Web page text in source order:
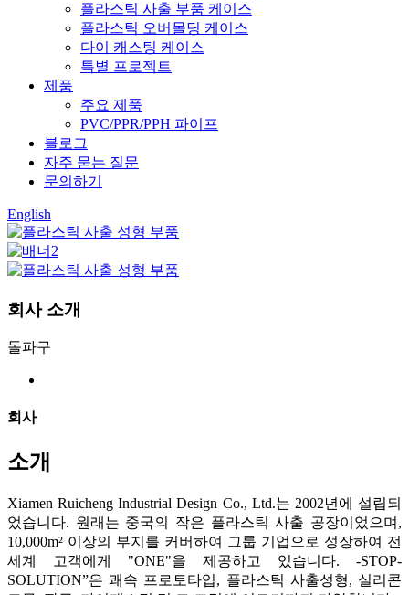
플라스틱 사출 부품 케이스
플라스틱 오버몰딩 케이스
다이 캐스팅 케이스
특별 프로젝트
제품
주요 제품
PVC/PPR/PPH 파이프
블로그
자주 묻는 질문
문의하기
English
회사 소개
돌파구
회사
소개
Xiamen Ruicheng Industrial Design Co., Ltd.는 2002년에 설립되
었습니다. 원래는 중국의 작은 플라스틱 사출 공장이었으며,
10,000m² 이상의 부지를 커버하여 그룹 기업으로 성장하여 전
세계 고객에게 "ONE"을 제공하고 있습니다. -STOP-
SOLUTION”은 쾌속 프로토타입, 플라스틱 사출성형, 실리콘